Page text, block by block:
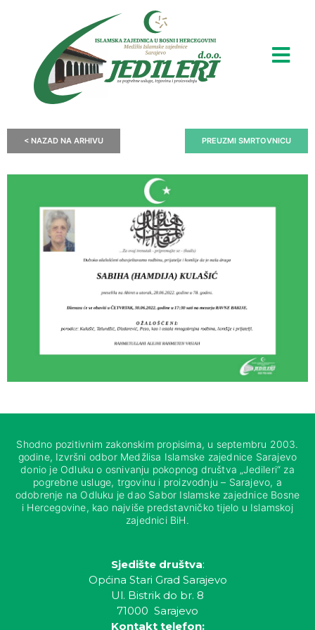
< NAZAD NA ARHIVU PREUZMI SMRTOVNICU
Shodno pozitivnim zakonskim propisima, u septembru 2003.
godine, Izvršni odbor Medžlisa Islamske zajednice Sarajevo
donio je Odluku o osnivanju pokopnog društva „Jedileri“ za
pogrebne usluge, trgovinu i proizvodnju – Sarajevo, a
odobrenje na Odluku je dao Sabor Islamske zajednice Bosne
i Hercegovine, kao najviše predstavničko tijelo u Islamskoj
zajednici BiH.
Sjedište društva:
Općina Stari Grad Sarajevo
Ul. Bistrik do br. 8
71000 Sarajevo
Kontakt telefon: